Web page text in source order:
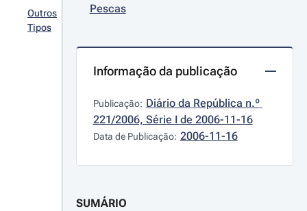
Outros
Tipos
Pescas
Informação da publicação
Publicação: Diário da República n.º
221/2006, Série I de 2006-11-16
Data de Publicação: 2006-11-16
SUMÁRIO